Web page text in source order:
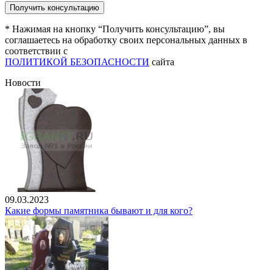
* Нажимая на кнопку “Получить консультацию”, вы
соглашаетесь на обработку своих персональных данных в
соответствии с
ПОЛИТИКОЙ БЕЗОПАСНОСТИ сайта
Новости
09.03.2023
Какие формы памятника бывают и для кого?